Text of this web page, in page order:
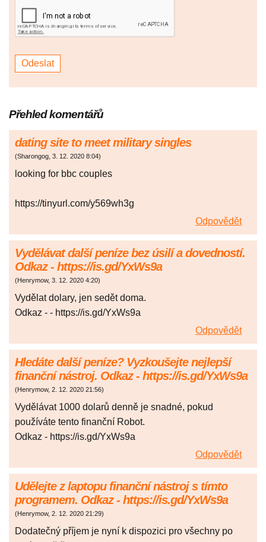
Přehled komentářů
dating site to meet military singles
(Sharongog, 3. 12. 2020 8:04)
looking for bbc couples
https://tinyurl.com/y569wh3g
Odpovědět
Vydělávat další peníze bez úsilí a dovedností.
Odkaz - https://is.gd/YxWs9a
(Henrymow, 3. 12. 2020 4:20)
Vydělat dolary, jen sedět doma.
Odkaz - - https://is.gd/YxWs9a
Odpovědět
Hledáte další peníze? Vyzkoušejte nejlepší
finanční nástroj. Odkaz - https://is.gd/YxWs9a
(Henrymow, 2. 12. 2020 21:56)
Vydělávat 1000 dolarů denně je snadné, pokud
používáte tento finanční Robot.
Odkaz - https://is.gd/YxWs9a
Odpovědět
Udělejte z laptopu finanční nástroj s tímto
programem. Odkaz - https://is.gd/YxWs9a
(Henrymow, 2. 12. 2020 21:29)
Dodatečný příjem je nyní k dispozici pro všechny po